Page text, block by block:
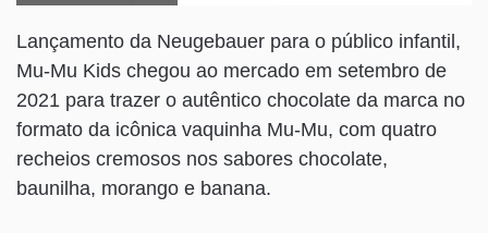
Lançamento da Neugebauer para o público infantil,
Mu-Mu Kids chegou ao mercado em setembro de
2021 para trazer o autêntico chocolate da marca no
formato da icônica vaquinha Mu-Mu, com quatro
recheios cremosos nos sabores chocolate,
baunilha, morango e banana.